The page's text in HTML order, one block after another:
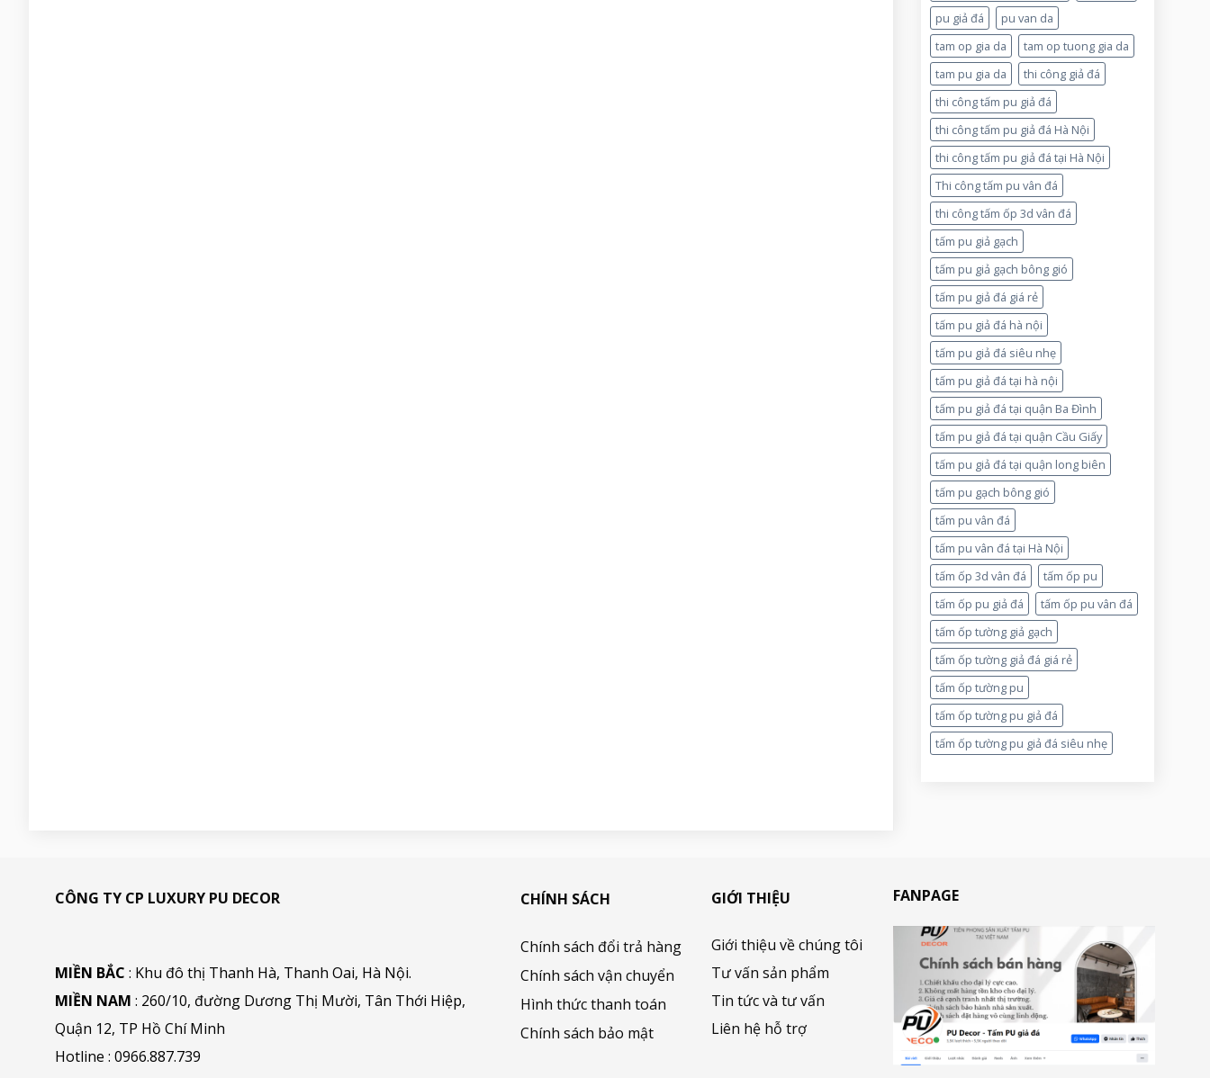
pu giả đá
pu van da
tam op gia da
tam op tuong gia da
tam pu gia da
thi công giả đá
thi công tấm pu giả đá
thi công tấm pu giả đá Hà Nội
thi công tấm pu giả đá tại Hà Nội
Thi công tấm pu vân đá
thi công tấm ốp 3d vân đá
tấm pu giả gạch
tấm pu giả gạch bông gió
tấm pu giả đá giá rẻ
tấm pu giả đá hà nội
tấm pu giả đá siêu nhẹ
tấm pu giả đá tại hà nội
tấm pu giả đá tại quận Ba Đình
tấm pu giả đá tại quận Cầu Giấy
tấm pu giả đá tại quận long biên
tấm pu gạch bông gió
tấm pu vân đá
tấm pu vân đá tại Hà Nội
tấm ốp 3d vân đá
tấm ốp pu
tấm ốp pu giả đá
tấm ốp pu vân đá
tấm ốp tường giả gạch
tấm ốp tường giả đá giá rẻ
tấm ốp tường pu
tấm ốp tường pu giả đá
tấm ốp tường pu giả đá siêu nhẹ
CÔNG TY CP LUXURY PU DECOR
MIỀN BẮC : Khu đô thị Thanh Hà, Thanh Oai, Hà Nội.
MIỀN NAM : 260/10, đường Dương Thị Mười, Tân Thới Hiệp,
Quận 12, TP Hồ Chí Minh
Hotline : 0966.887.739
CHÍNH SÁCH
Chính sách đổi trả hàng
Chính sách vận chuyển
Hình thức thanh toán
Chính sách bảo mật
GIỚI THIỆU
Giới thiệu về chúng tôi
Tư vấn sản phẩm
Tin tức và tư vấn
Liên hệ hỗ trợ
FANPAGE